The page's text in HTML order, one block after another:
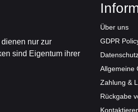
nur zur
sind Eigentum ihrer
Über uns
GDPR
Allgemeine
Zahlung &
Rückgabe